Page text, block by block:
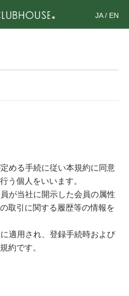
JA/ EN
める手続に従い本規約に同意
う個人をいいます。
が当社に開示した会員の属性
取引に関する履歴等の情報を
適用され、登録手続時および
約です。